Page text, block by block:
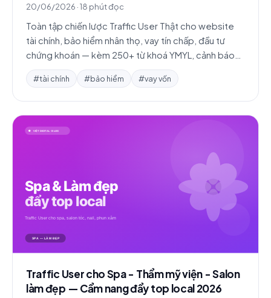
20/06/2026 ·18 phút đọc
Toàn tập chiến lược Traffic User Thật cho website
tài chính, bảo hiểm nhân thọ, vay tín chấp, đầu tư
chứng khoán — kèm 250+ từ khoá YMYL, cảnh báo
chính sách Google và 3 case study.
#tài chính #bảo hiểm #vay vốn
Traffic User cho Spa - Thẩm mỹ viện - Salon
làm đẹp — Cẩm nang đẩy top local 2026